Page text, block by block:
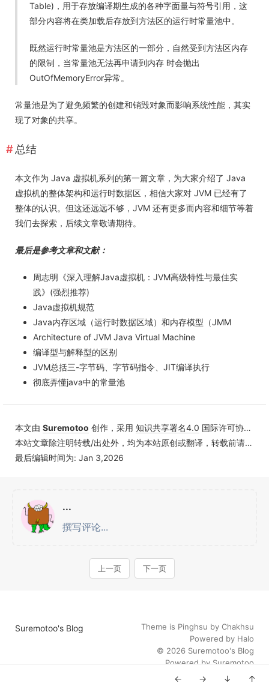
Table)，用于存放编译期生成的各种字面量与符号引用，这
部分内容将在类加载后存放到方法区的运行时常量池中。
既然运行时常量池是方法区的一部分，自然受到方法区内存
的限制，当常量池无法再申请到内存 时会抛出
OutOfMemoryError异常。
常量池是为了避免频繁的创建和销毁对象而影响系统性能，其实
现了对象的共享。
总结
本文作为 Java 虚拟机系列的第一篇文章，为大家介绍了 Java
虚拟机的整体架构和运行时数据区，相信大家对 JVM 已经有了
整体的认识。但这还远远不够，JVM 还有更多而内容和细节等着
我们去探索，后续文章敬请期待。
最后是参考文章和文献：
周志明《深入理解Java虚拟机：JVM高级特性与最佳实
践》(强烈推荐)
Java虚拟机规范
Java内存区域（运行时数据区域）和内存模型（JMM
Architecture of JVM Java Virtual Machine
编译型与解释型的区别
JVM总括三-字节码、字节码指令、JIT编译执行
彻底弄懂java中的常量池
本文由 Suremotoo 创作，采用 知识共享署名4.0 国际许可协议进行许可
本站文章除注明转载/出处外，均为本站原创或翻译，转载前请务必署名
最后编辑时间为: Jan 3,2026
← → ↓ ↑
Suremotoo's Blog Theme is Pinghsu by Chakhsu
Powered by Halo
© 2026 Suremotoo's Blog
Powered bySuremotoo